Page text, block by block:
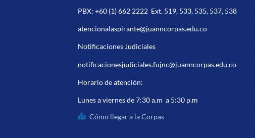
PBX:+60 (1) 662 2222 Ext. 519, 533, 535, 537, 538
atencionalaspirante@juanncorpas.edu.co
Notificaciones Judiciales
notificacionesjudiciales.fujnc@juanncorpas.edu.co
Horario de atención:
Lunes a viernes de 7:30 a.m a 5:30 p.m
Cómo llegar a la Corpas